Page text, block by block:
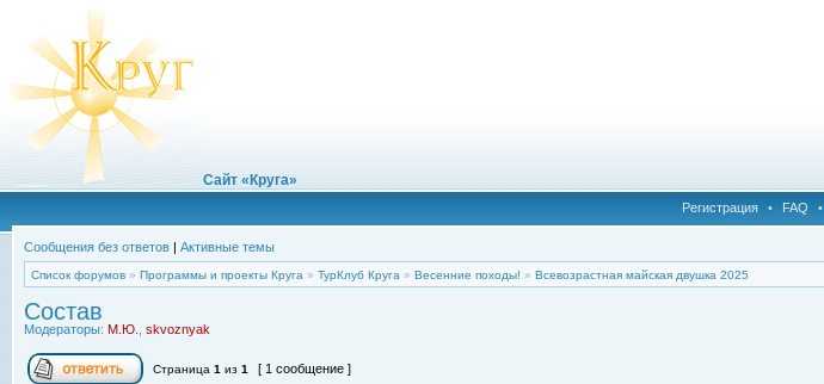
Сайт «Круга»
Регистрация • FAQ •
Сообщения без ответов | Активные темы
Список форумов » Программы и проекты Круга » ТурКлуб Круга » Весенние походы! » Всевозрастная майская двушка 2025
Состав
Модераторы: М.Ю. skvoznyak
Страница 1 из 1 [ 1 сообщение ]